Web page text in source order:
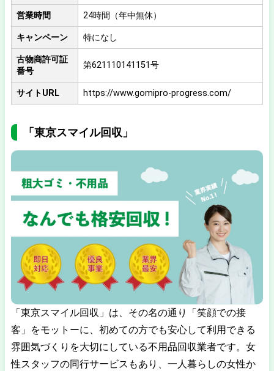
営業時間 24時間（年中無休）
キャンペーン 特になし
古物商許可証
番号
第621110141151号
サイトURL https://www.gomipro-progress.com/
「東京スマイル回収」
「東京スマイル回収」は、その名の通り「笑顔での接
客」をモットーに、初めての方でも安心して利用できる
雰囲気づくりを大切にしている不用品回収業者です。女
性スタッフの同行サービスもあり、一人暮らしの女性か